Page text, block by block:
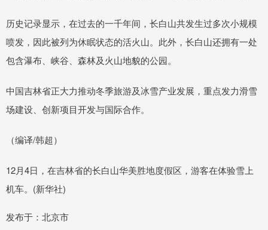
历史记录显示，在过去的一千年间，长白山共发生过多次小规模
喷发，因此被列为休眠状态的活火山。此外，长白山还拥有一处
包含瀑布、峡谷、森林及火山地貌的公园。
中国吉林省正大力推动冬季旅游及冰雪产业发展，重点发力滑雪
场建设、创新项目开发与国际合作。
（编译/韩超）
12月4日，在吉林省的长白山华美胜地度假区，游客在体验雪上
机车。(新华社)
发布于：北京市